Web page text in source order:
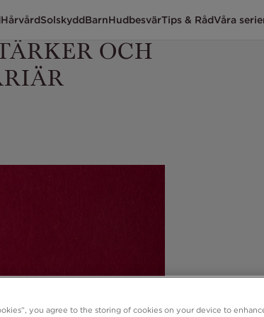
HårvårdSolskyddBarnHudbesvärTips & RådVåra
OCH
you agree to the storing of cookies on your device to